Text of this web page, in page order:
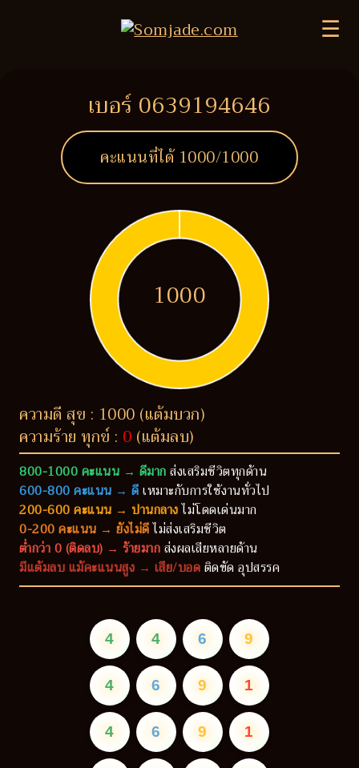
☰
เบอร์ 0639194646
คะแนนที่ได้ 1000/1000
1000
ความดี สุข : 1000 (แต้มบวก)
ความร้าย ทุกข์ : 0 (แต้มลบ)
800-1000 คะแนน → ดีมากส่งเสริมชีวิตทุกด้าน
600-800 คะแนน → ดีเหมาะกับการใช้งานทั่วไป
200-600 คะแนน → ปานกลางไม่โดดเด่นมาก
0-200 คะแนน → ยังไม่ดีไม่ส่งเสริมชีวิต
ต่ำกว่า 0 (ติดลบ) → ร้ายมากส่งผลเสียหลายด้าน
มีแต้มลบ แม้คะแนนสูง → เสีย/บอดติดขัด อุปสรรค
4 4 6 9
4 6 9 1
4 6 9 1